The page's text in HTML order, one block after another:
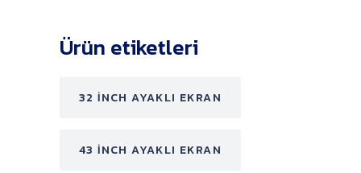
Ürün etiketleri
32 INCH AYAKLI EKRAN
43 INCH AYAKLI EKRAN